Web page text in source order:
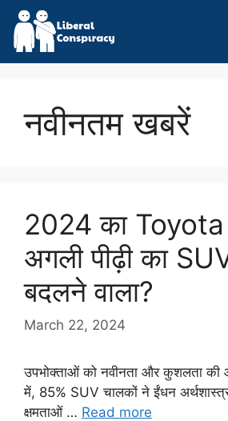
Skip
content
नवीनतम खबरें
2024 का
अगली पीढ़ी का
बदलने वाला?
March 22, 2024
उपभोक्ताओं को नवीनता और कुशलता की
में, 85% SUV चालकों ने ईंधन
क्षमताओं … Read more